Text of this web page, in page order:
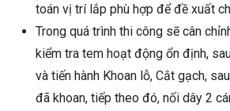
toán vị trí lắp phù hợp để đề xuất
Trong quá trình thi công sẽ cân
kiểm tra tem hoạt động ổn định,
và tiến hành Khoan lỗ, Cắt gạch,
đã khoan, tiếp theo đó, nối dây 2